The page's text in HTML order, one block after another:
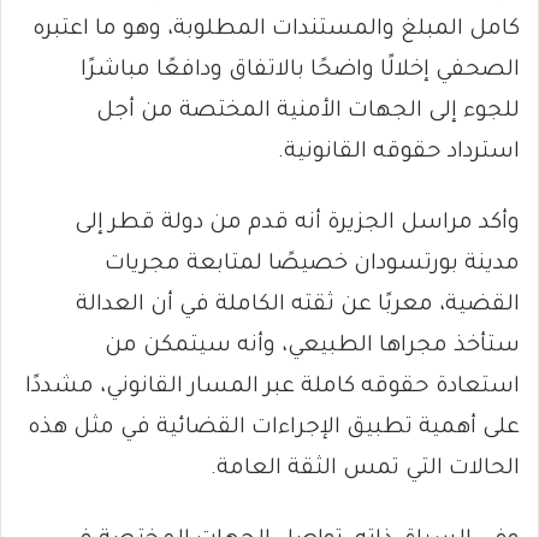
كامل المبلغ والمستندات المطلوبة، وهو ما اعتبره
الصحفي إخلالًا واضحًا بالاتفاق ودافعًا مباشرًا
للجوء إلى الجهات الأمنية المختصة من أجل
استرداد حقوقه القانونية.
وأكد مراسل الجزيرة أنه قدم من دولة قطر إلى
مدينة بورتسودان خصيصًا لمتابعة مجريات
القضية، معربًا عن ثقته الكاملة في أن العدالة
ستأخذ مجراها الطبيعي، وأنه سيتمكن من
استعادة حقوقه كاملة عبر المسار القانوني، مشددًا
على أهمية تطبيق الإجراءات القضائية في مثل هذه
الحالات التي تمس الثقة العامة.